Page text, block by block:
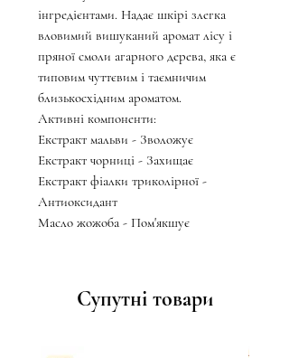
інгредієнтами. Надає шкірі злегка
вловимий вишуканий аромат лісу і
пряної смоли агарного дерева, яка є
типовим чуттєвим і таємничим
близькосхідним ароматом.
Активні компоненти:
Екстракт мальви - Зволожує
Екстракт чорниці - Захищає
Екстракт фіалки триколірної -
Антиоксидант
Масло жожоба - Пом'якшує
Супутні товари